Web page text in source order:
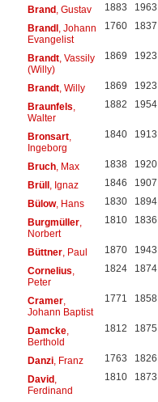
Brand, Gustav 1883 1963
Brandl, Johann
Evangelist
1760 1837
Brandt, Vassily
(Willy)
1869 1923
Brandt, Willy 1869 1923
Braunfels
Walter
1882 1954
Bronsart,
Ingeborg
1840 1913
Bruch, Max 1838 1920
Brüll, Ignaz 1846 1907
Bülow, Hans 1830 1894
Burgmüller,
Norbert
1810 1836
Büttner, Paul 1870 1943
Cornelius
Peter
1824 1874
Cramer,
Johann Baptist
1771 1858
Damcke,
Berthold
1812 1875
Danzi, Franz 1763 1826
David,
Ferdinand
1810 1873